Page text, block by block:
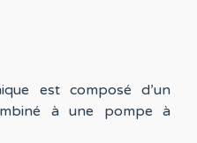
est composé d’un
à une pompe à